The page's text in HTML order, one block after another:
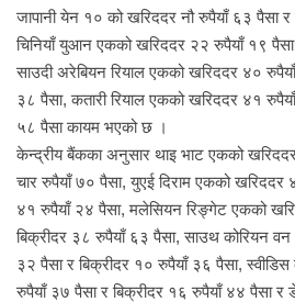
जापानी येन १० को खरिददर नौ रुपैयाँ ६३ पैसा र
चिनियाँ युआन एकको खरिददर २२ रुपैयाँ १९
साउदी अरेबियन रियाल एकको खरिददर ४०
३८ पैसा, कतारी रियाल एकको खरिददर ४१
५८ पैसा कायम भएको छ ।
केन्द्रीय बैंकका अनुसार थाइ भाट एकको
चार रुपैयाँ ७० पैसा, युएई दिराम एकको खरिददर
४१ रुपैयाँ २४ पैसा, मलेसियन रिङ्गेट एकको
बिक्रीदर ३८ रुपैयाँ ६३ पैसा, साउथ कोरियन
३२ पैसा र बिक्रीदर १० रुपैयाँ ३६ पैसा,
रुपैयाँ ३७ पैसा र बिक्रीदर १६ रुपैयाँ ४४ पैसा